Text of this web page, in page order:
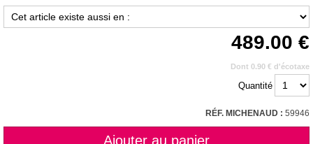
489.00
Dont 0.90 € d'écotaxe
Quantité
RÉF. MICHENAUD : 59946